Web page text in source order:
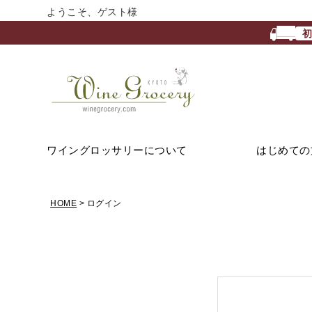
ようこそ、ゲスト様
ワイングロッサリーについて はじめて
HOME ログイン